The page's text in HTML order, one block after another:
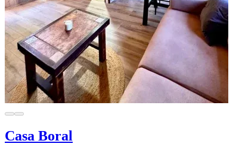
Casa Boral